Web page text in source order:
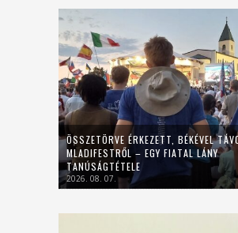
ÖSSZETÖRVE ÉRKEZETT, BÉKÉVEL
MLADIFESTRŐL – EGY FIATAL LÁNY
TANÚSÁGTÉTELE
2026. 08. 07.